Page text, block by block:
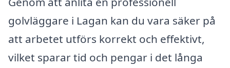
golvläggare i Lagan kan du vara säker på
att arbetet utförs korrekt och effektivt,
vilket sparar tid och pengar i det långa